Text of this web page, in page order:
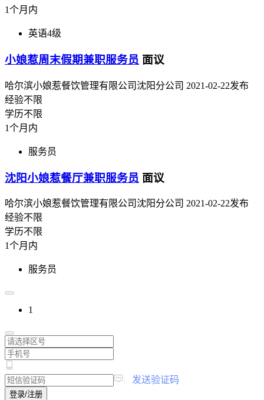
1个月内
英语4级
小娘惹周末假期兼职服务员 面议
哈尔滨小娘惹餐饮管理有限公司沈阳分公司 2021-02-22发布
经验不限
学历不限
1个月内
服务员
沈阳小娘惹餐厅兼职服务员 面议
哈尔滨小娘惹餐饮管理有限公司沈阳分公司 2021-02-22发布
经验不限
学历不限
1个月内
服务员
1
发送验证码
登录/注册